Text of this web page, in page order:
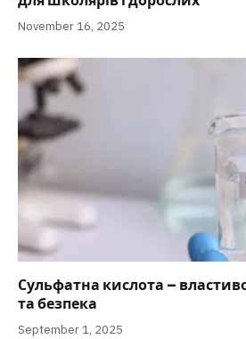
November 16, 2025
Сульфатна кислота –
та безпека
September 1, 2025